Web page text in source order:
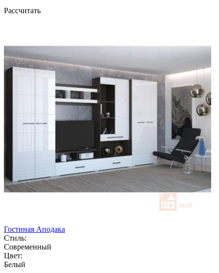
Рассчитать
Гостиная Аподака
Стиль:
Современный
Цвет:
Белый